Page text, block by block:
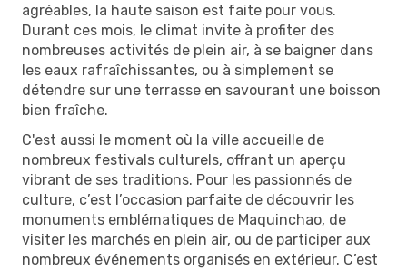
agréables, la haute saison est faite pour vous.
Durant ces mois, le climat invite à profiter des
nombreuses activités de plein air, à se baigner dans
les eaux rafraîchissantes, ou à simplement se
détendre sur une terrasse en savourant une boisson
bien fraîche.
C'est aussi le moment où la ville accueille de
nombreux festivals culturels, offrant un aperçu
vibrant de ses traditions. Pour les passionnés de
culture, c’est l’occasion parfaite de découvrir les
monuments emblématiques de Maquinchao, de
visiter les marchés en plein air, ou de participer aux
nombreux événements organisés en extérieur. C’est